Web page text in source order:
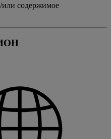
или содержимое